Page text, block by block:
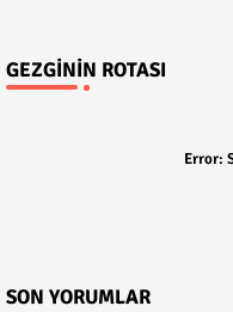
GEZGININ ROTASI
Error:
SON YORUMLAR